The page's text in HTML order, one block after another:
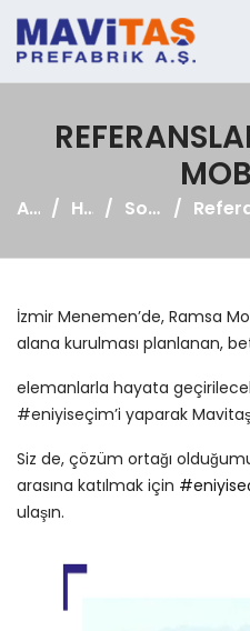
Anasayfa Haberler Sosyal Medya
İzmir Menemen’de, Ramsa
alana kurulması planlanan,
elemanlarla hayata
#eniyiseçim’i yaparak
Siz de, çözüm ortağı
arasına katılmak için
ulaşın.